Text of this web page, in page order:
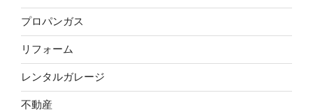
プロパンガス
リフォーム
レンタルガレージ
不動産